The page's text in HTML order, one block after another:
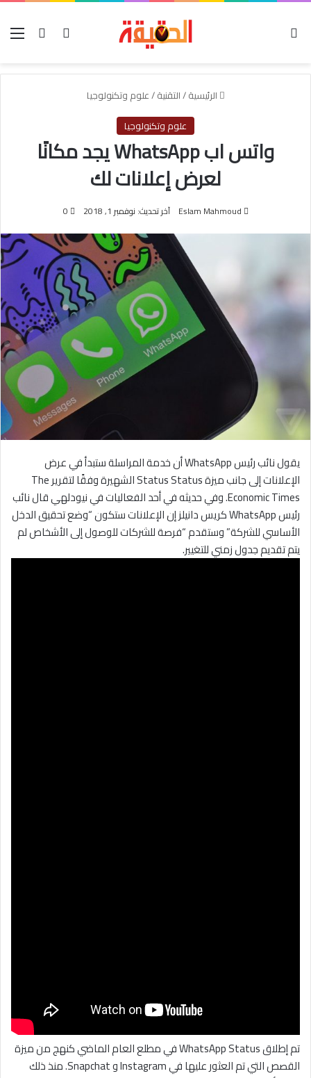
بحث عنتسجيل
الرئيسية/التقنية/علوم وتكنولوجيا
علوم وتكنولوجيا
واتس اب WhatsApp يجد مكانًا
لعرض إعلانات لك
Eslam Mahmoud آخر تحديث: نوفمبر 1, 2018 0
يقول نائب رئيس WhatsApp أن خدمة المراسلة ستبدأ في عرض
الإعلانات إلى جانب ميزة Status Status الشهيرة وفقًا لتقرير The
Economic Times. وفي حديثه في أحد الفعاليات في نيودلهي قال نائب
رئيس WhatsApp كريس دانيلز إن الإعلانات ستكون “وضع تحقيق الدخل
الأساسي للشركة” وستقدم “فرصة للشركات للوصول إلى الأشخاص لم
يتم تقديم جدول زمني للتغيير.
تم إطلاق WhatsApp Status في مطلع العام الماضي كنهج من ميزة
القصص التي تم العثور عليها في Instagram و Snapchat. منذ ذلك